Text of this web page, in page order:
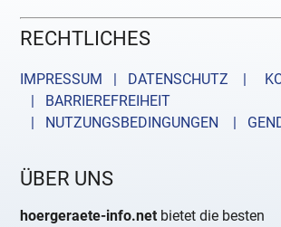
RECHTLICHES
IMPRESSUM | DATENSCHUTZ |
| BARRIEREFREIHEIT
| NUTZUNGSBEDINGUNGEN
|
ÜBER UNS
hoergeraete-info.net bietet die besten